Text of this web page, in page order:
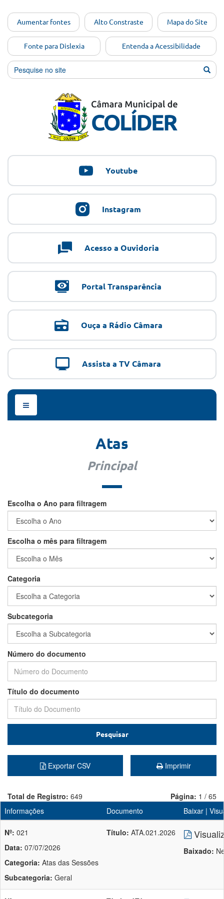
conteúdo
[Alt+1]
Ir para
o menu
[Alt+2]
[Alt+4]
Aumentar fontes Alto Constraste Mapa do Site
Fonte para Dislexia Entenda a Acessibilidade
Youtube
Instagram
Acesso a Ouvidoria
Portal Transparência
Ouça a Rádio Câmara
Assista a TV Câmara
Menu
de
Atas
Principal
Escolha o Ano para filtragem
Escolha o mês para filtragem
Categoria
Subcategoria
Número do documento
Título do documento
Pesquisar
Exportar CSV Imprimir
Total de Registro: 649 Página: 1 / 65
Informações
Documento Baixar |
Nº: 021
Data: 07/07/2026
Categoria: Atas das Sessões
Subcategoria: Geral
Título: ATA.021.2026
Baixado: